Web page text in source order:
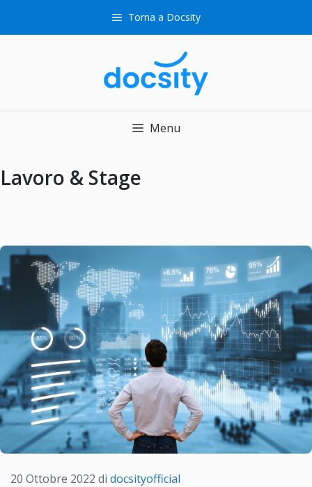
Torna a Docsity
Menu
Lavoro & Stage
20 Ottobre 2022 di docsityofficial